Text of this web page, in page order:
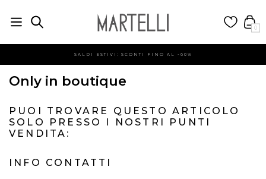
0
SALDI ESTIVI: SCONTI FINO AL -60%
Only in boutique
PUOI TROVARE QUESTO ARTICOLO
SOLO PRESSO I NOSTRI PUNTI
VENDITA:
INFO CONTATTI